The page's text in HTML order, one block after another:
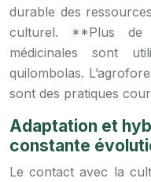
durable des
culturel. **Plus de
médicinales sont
quilombolas.
sont des pratiques
Adaptation et
constante
Le contact avec la